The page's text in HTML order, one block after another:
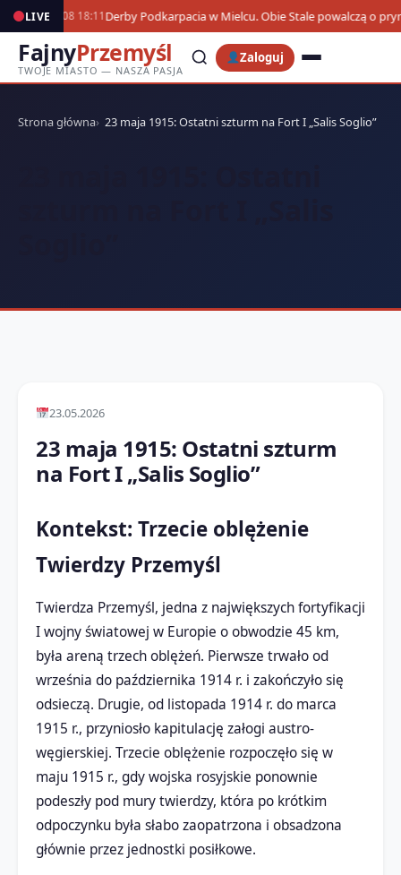
LIVE07.08 18:11 Derby Podkarpacia w Mielcu. Obie Stale powalczą o
FajnyPrzemyśl
TWOJE MIASTO — NASZA PASJA
Zaloguj
Strona główna 23 maja 1915: Ostatni szturm na Fort I „Salis Soglio”
23.05.2026
23 maja 1915: Ostatni szturm
na Fort I „Salis Soglio”
Kontekst: Trzecie oblężenie
Twierdzy Przemyśl
Twierdza Przemyśl, jedna z największych fortyfikacji
I wojny światowej w Europie o obwodzie 45 km,
była areną trzech oblężeń. Pierwsze trwało od
września do października 1914 r. i zakończyło się
odsieczą. Drugie, od listopada 1914 r. do marca
1915 r., przyniosło kapitulację załogi austro-
węgierskiej. Trzecie oblężenie rozpoczęło się w
maju 1915 r., gdy wojska rosyjskie ponownie
podeszły pod mury twierdzy, która po krótkim
odpoczynku była słabo zaopatrzona i obsadzona
głównie przez jednostki posiłkowe.